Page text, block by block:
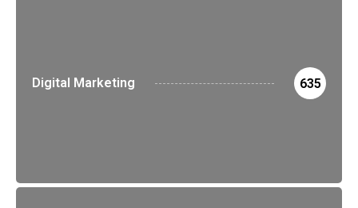
Digital Marketing 635